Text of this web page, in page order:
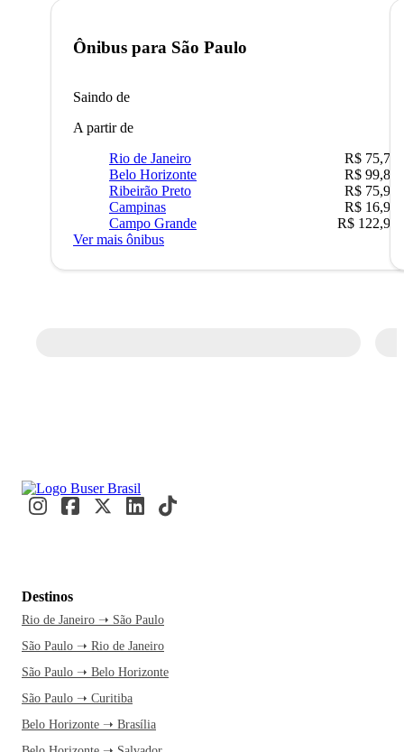
Ônibus para São Paulo
Saindo de
A partir de
Rio de Janeiro
R$ 75,77
Belo Horizonte
R$ 99,89
Ribeirão Preto
R$ 75,90
Campinas
R$ 16,90
Campo Grande
R$ 122,90
Ver mais ônibus
Destinos
Rio de Janeiro ➝ São Paulo
São Paulo ➝ Rio de Janeiro
São Paulo ➝ Belo Horizonte
São Paulo ➝ Curitiba
Belo Horizonte ➝ Brasília